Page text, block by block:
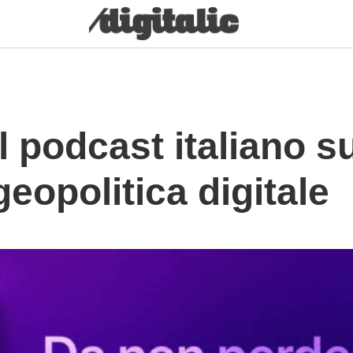
podcast italiano
digitale